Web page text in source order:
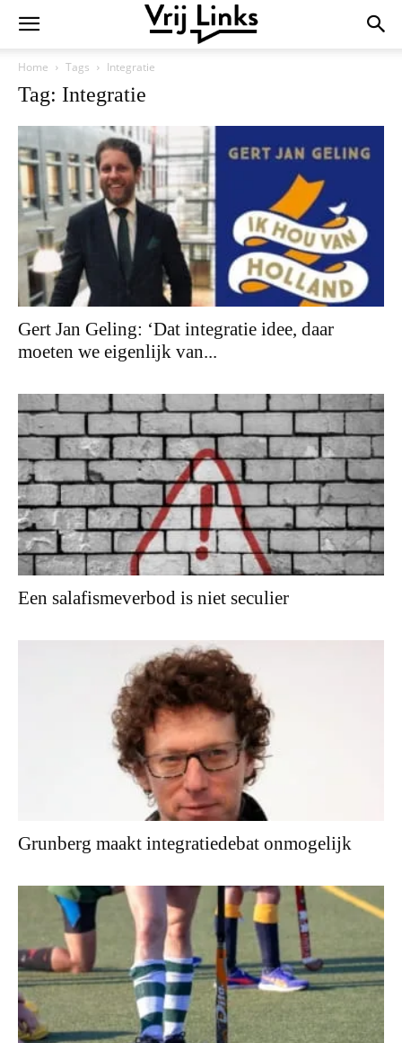
Home Tags Integratie
Tag: Integratie
Gert Jan Geling: ‘Dat integratie idee, daar
moeten we eigenlijk van...
Een salafismeverbod is niet seculier
Grunberg maakt integratiedebat onmogelijk